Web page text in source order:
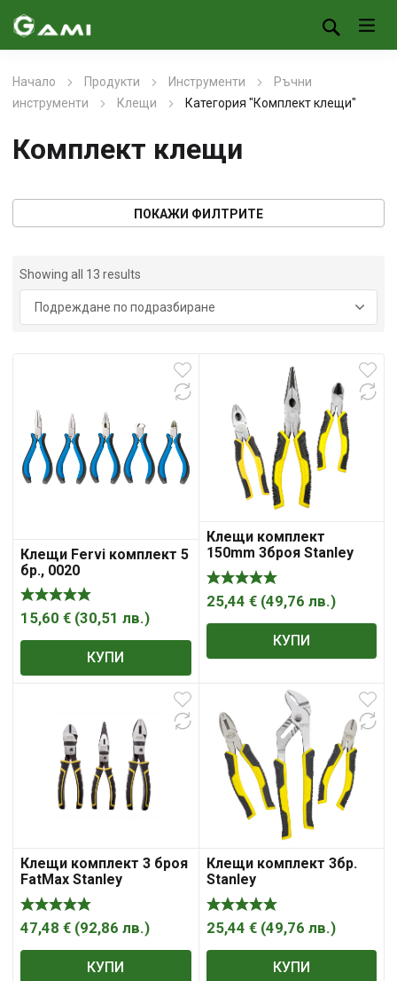
Начало Продукти Инструменти
Ръчни
инструменти
Клещи Категория "Комплект клещи"
Комплект клещи
ПОКАЖИ ФИЛТРИТЕ
Showing all 13 results
Клещи Fervi комплект 5
бр., 0020
15,60 € (30,51 лв.)
КУПИ
Клещи комплект
150mm 3броя Stanley
25,44 € (49,76 лв.)
КУПИ
Клещи комплект 3 броя
FatMax Stanley
47,48 € (92,86 лв.)
КУПИ
Клещи комплект 3бр.
Stanley
25,44 € (49,76 лв.)
КУПИ